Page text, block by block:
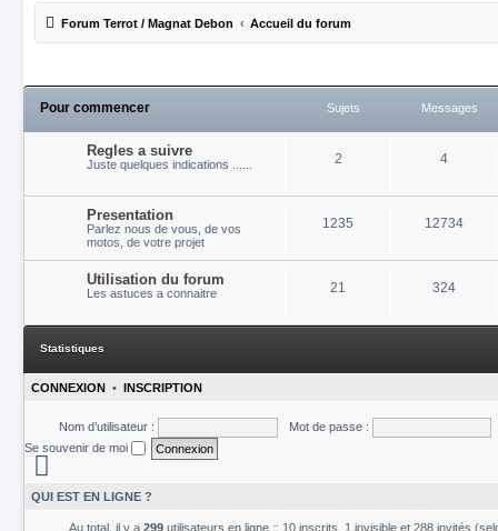
Forum Terrot / Magnat Debon Accueil du forum
Pour commencer Sujets Messages
Regles a suivre
Juste quelques indications ...... 2 4
Presentation
Parlez nous de vous, de vos
motos, de votre projet
1235 12734
Utilisation du forum
Les astuces a connaitre 21 324
Statistiques
CONNEXION • INSCRIPTION
Nom d’utilisateur :
Mot de passe :
Se souvenir de moi
QUI EST EN LIGNE ?
Au total, il y a 299 utilisateurs en ligne :: 10 inscrits, 1 invisible et 288 invités